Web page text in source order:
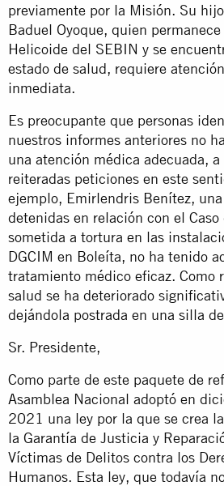
previamente por la Misión. Su
Baduel Oyoque, quien
Helicoide del SEBIN y se
estado de salud, requiere
inmediata.
Es preocupante que personas
nuestros informes anteriores no
una atención médica adecuada, a
reiteradas peticiones en este
ejemplo, Emirlendris Benítez,
detenidas en relación con el Caso
sometida a tortura en las
DGCIM en Boleíta, no ha tenido
tratamiento médico eficaz. Como
salud se ha deteriorado
dejándola postrada en una silla
Sr. Presidente,
Como parte de este paquete de
Asamblea Nacional adoptó en
2021 una ley por la que se crea
la Garantía de Justicia y
Víctimas de Delitos contra los
Humanos. Esta ley, que todavía